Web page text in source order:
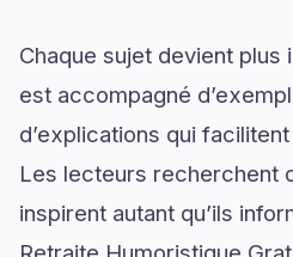
Chaque sujet devient plus
est accompagné
d’explications qui
Les lecteurs recherchent
inspirent autant qu’ils